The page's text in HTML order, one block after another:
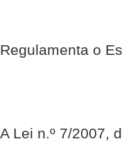
Regulamenta o
A Lei n.º 7/2007,